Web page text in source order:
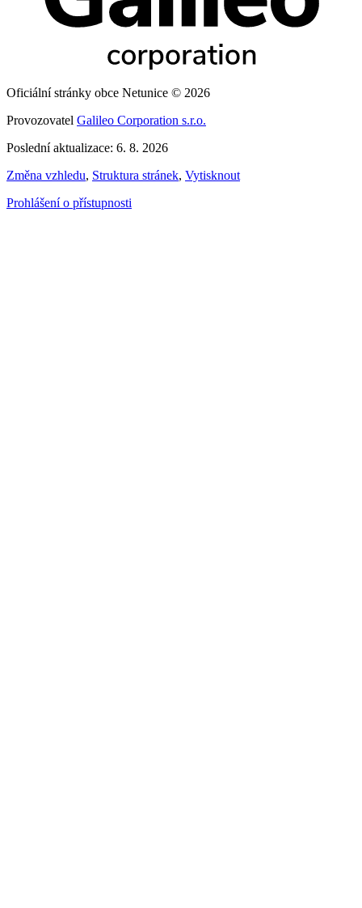
Oficiální stránky obce Netunice © 2026
Provozovatel Galileo Corporation s.r.o.
Poslední aktualizace: 6. 8. 2026
Změna vzhledu, Struktura stránek, Vytisknout
Prohlášení o přístupnosti